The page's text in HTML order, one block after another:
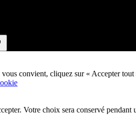
convient, cliquez sur « Accepter
Votre choix sera conservé pendant